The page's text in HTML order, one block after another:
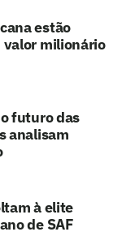
estão
milionário
futuro das
analisam
à elite
de SAF